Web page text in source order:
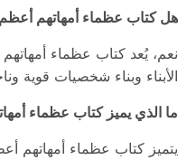
هل كتاب عظماء أمهاتهم أعظم
نعم، يُعد كتاب عظماء
الأبناء وبناء شخصيات قوية
ما الذي يميز كتاب عظماء
يتميز كتاب عظماء أمهاتهم